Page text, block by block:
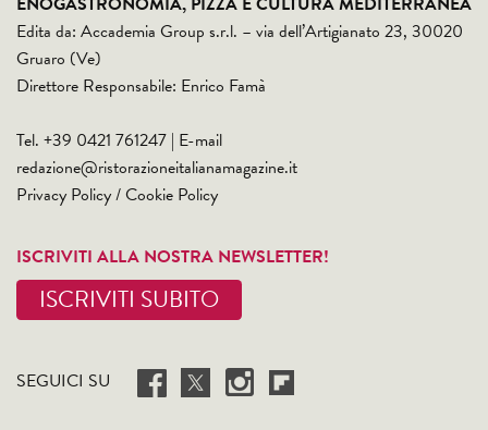
Edita da: Accademia Group s.r.l. – via dell’Artigianato 23, 30020
Gruaro (Ve)
Direttore Responsabile: Enrico Famà
Tel. +39 0421 761247 | E-mail
redazione@ristorazioneitalianamagazine.it
Privacy Policy/Cookie Policy
ISCRIVITI ALLA NOSTRA NEWSLETTER!
ISCRIVITI SUBITO
SEGUICI SU